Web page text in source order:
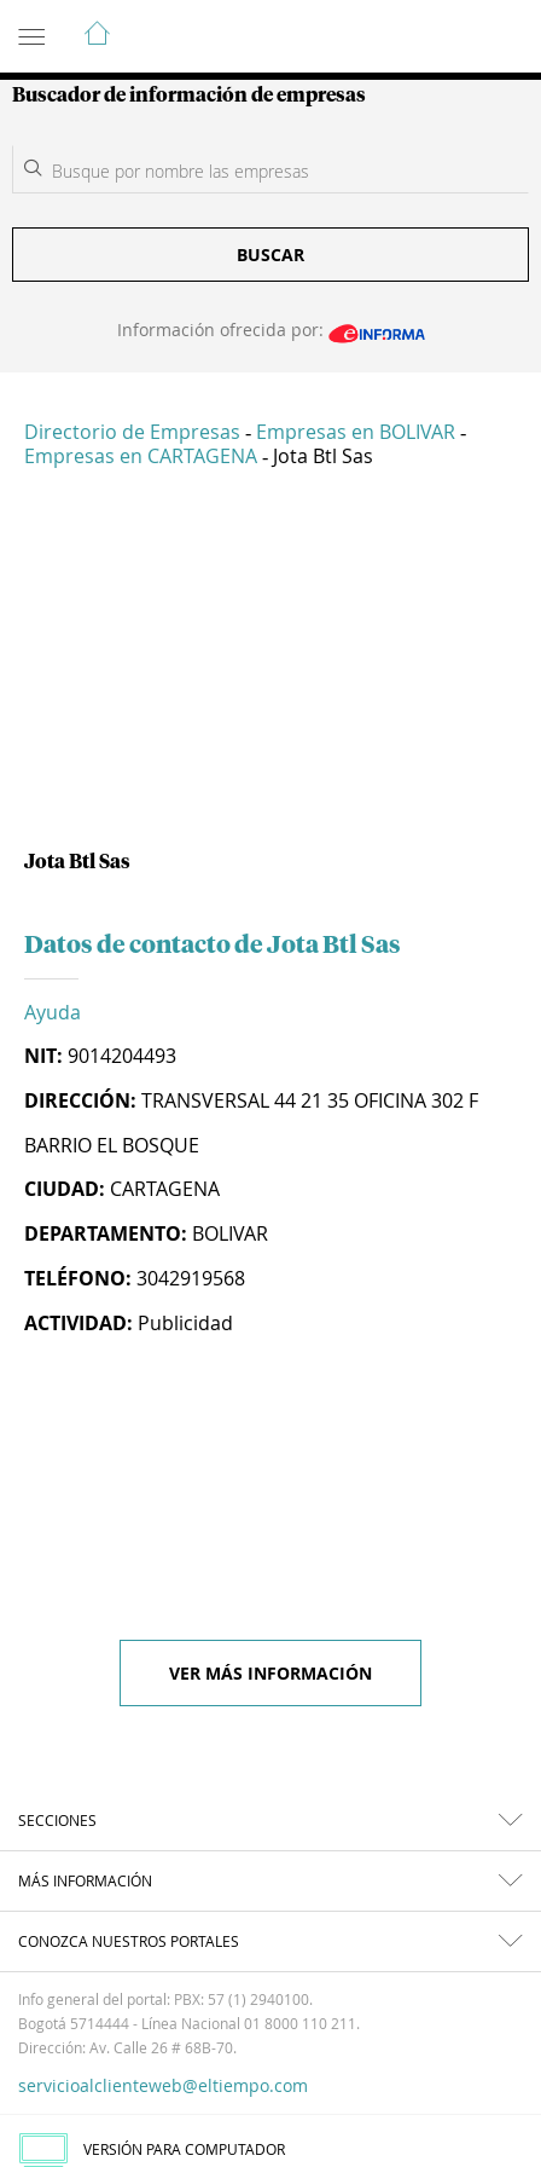
Guía de Empresas Colombianas
Buscador de información de empresas
BUSCAR
Información ofrecida por:
Directorio de Empresas - Empresas en BOLIVAR -
Empresas en CARTAGENA - Jota Btl Sas
Jota Btl Sas
Datos de contacto de Jota Btl Sas
Ayuda
NIT: 9014204493
DIRECCIÓN: TRANSVERSAL 44 21 35 OFICINA 302 F
BARRIO EL BOSQUE
CIUDAD: CARTAGENA
DEPARTAMENTO: BOLIVAR
TELÉFONO: 3042919568
ACTIVIDAD: Publicidad
VER MÁS INFORMACIÓN
SECCIONES
MÁS INFORMACIÓN
CONOZCA NUESTROS PORTALES
Info general del portal: PBX: 57 (1) 2940100.
Bogotá 5714444 - Línea Nacional 01 8000 110 211.
Dirección: Av. Calle 26 # 68B-70.
servicioalclienteweb@eltiempo.com
VERSIÓN PARA COMPUTADOR